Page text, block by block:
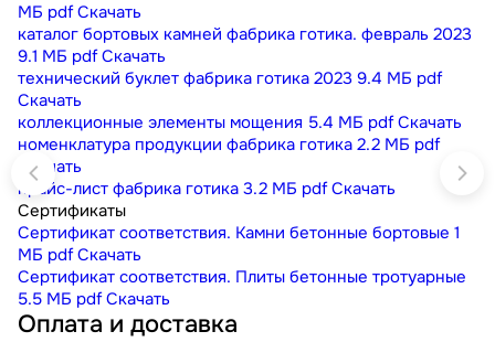
МБ pdf Скачать
каталог бортовых камней фабрика готика. февраль 2023
9.1 МБ pdf Скачать
технический буклет фабрика готика 2023 9.4 МБ pdf
Скачать
коллекционные элементы мощения 5.4 МБ pdf Скачать
номенклатура продукции фабрика готика 2.2 МБ pdf
Скачать
прайс-лист фабрика готика 3.2 МБ pdf Скачать
Сертификаты
Сертификат соответствия. Камни бетонные бортовые 1
МБ pdf Скачать
Сертификат соответствия. Плиты бетонные тротуарные
5.5 МБ pdf Скачать
Оплата и доставка